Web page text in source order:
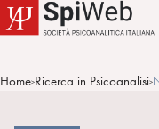
Home>Ricerca in Psicoanalisi>